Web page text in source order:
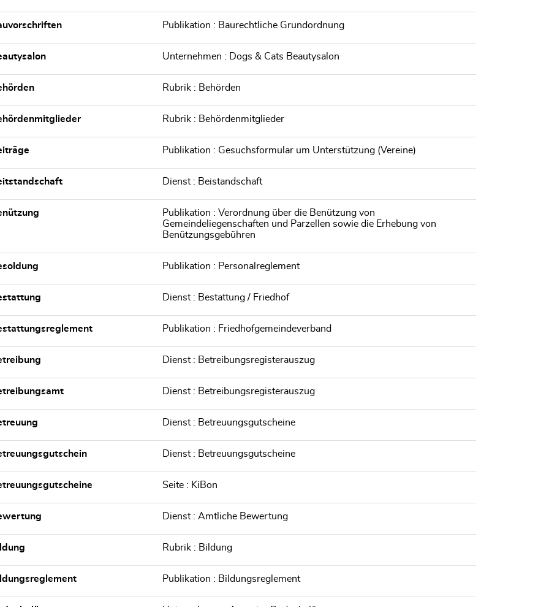
Publikation : Baurechtliche Grundordnung
Unternehmen : Dogs & Cats Beautysalon
Rubrik : Behörden
Rubrik : Behördenmitglieder
Publikation : Gesuchsformular um Unterstützung (Vereine)
Dienst : Beistandschaft
Publikation : Verordnung über die Benützung von
Gemeindeliegenschaften und Parzellen sowie die Erhebung von
Benützungsgebühren
Publikation : Personalreglement
Dienst : Bestattung / Friedhof
Publikation : Friedhofgemeindeverband
Dienst : Betreibungsregisterauszug
Dienst : Betreibungsregisterauszug
Dienst : Betreuungsgutscheine
Dienst : Betreuungsgutscheine
Seite : KiBon
Dienst : Amtliche Bewertung
Rubrik : Bildung
Publikation : Bildungsreglement